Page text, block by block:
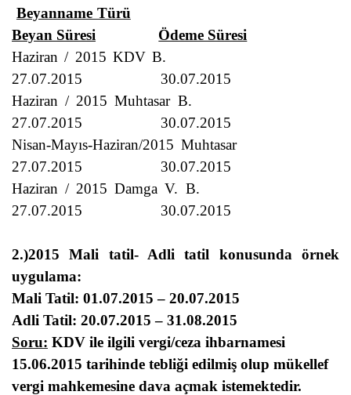
Beyanname Türü
Beyan Süresi
Ödeme Süresi
Haziran / 2015 KDV B.
27.07.2015
30.07.2015
Haziran / 2015 Muhtasar B.
27.07.2015
30.07.2015
Nisan-Mayıs-Haziran/2015 Muhtasar
27.07.2015
30.07.2015
Haziran / 2015 Damga V. B.
27.07.2015
30.07.2015
2.)2015 Mali tatil- Adli tatil konusunda örnek
uygulama:
Mali Tatil: 01.07.2015 – 20.07.2015
Adli Tatil: 20.07.2015 – 31.08.2015
Soru: KDV ile ilgili vergi/ceza ihbarnamesi
15.06.2015 tarihinde tebliği edilmiş olup mükellef
vergi mahkemesine dava açmak istemektedir.